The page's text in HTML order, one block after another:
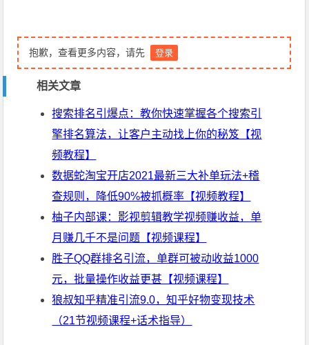
抱歉，查看更多内容，请先 登录
相关文章
搜索排名引爆点：教你快速掌握各个搜索引
擎排名算法，让客户主动找上你的秘笈【视
频教程】
数据蛇淘宝开店2021最新三大补单玩法+稽
查规则，降低90%被抓概率【视频教程】
柚子内部课：影视剪辑教学视频赚收益，单
月赚几千不是问题【视频课程】
胜子QQ群排名引流，单群可被动收益1000
元，批量操作收益更甚【视频课程】
狼叔知乎精准引流9.0，知乎好物变现技术
（21节视频课程+话术指导）